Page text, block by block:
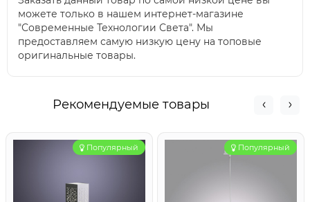
можете только в нашем интернет-магазине
"Современные Технологии Света". Мы
предоставляем самую низкую цену на топовые
оригинальные товары.
Рекомендуемые товары
Популярный Популярный